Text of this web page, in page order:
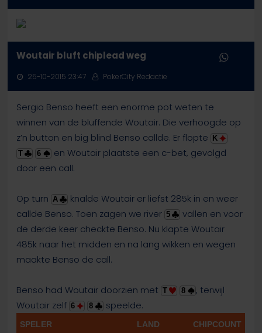
Woutair bluft chiplead weg
25-10-2015 23:47 PokerCity Redactie
Sergio Benso heeft een enorme pot weten te
winnen van de bluffende Woutair. Die verhoogde op
z’n button en big blind Benso callde. Er flopte K
T
6
en Woutair plaatste een c-bet, gevolgd
door een call.
Op turn A
knalde Woutair er liefst 285k in en weer
callde Benso. Toen zagen we river 5
vallen en voor
de derde keer checkte Benso. Nu klapte Woutair
485k naar het midden en na lang wikken en wegen
maakte Benso de call.
Benso had Woutair doorzien met T 8
, terwijl
Woutair zelf 6 8 speelde.
SPELER LAND CHIPCOUNT